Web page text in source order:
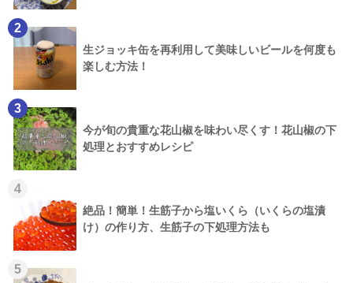
2
生ジョッキ缶を再利用して美味しいビールを何度も
楽しむ方法！
3
今が旬の貴重な花山椒を味わい尽くす！花山椒の下
処理とおすすめレシピ
4
絶品！簡単！生筋子から塩いくら（いくらの塩漬
け）の作り方、生筋子の下処理方法も
5